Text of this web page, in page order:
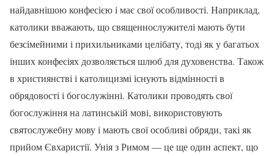
найдавнішою конфесією і має свої особливості. Наприклад,
католики вважають, що священнослужителі мають бути
безсімейними і прихильниками целібату, тоді як у багатьох
інших конфесіях дозволяється шлюб для духовенства. Також
в християнстві і католицизмі існують відмінності в
обрядовості і богослужінні. Католики проводять свої
богослужіння на латинській мові, використовують
святослужебну мову і мають свої особливі обряди, такі як
прийом Євхаристії. Унія з Римом — це ще один аспект, що